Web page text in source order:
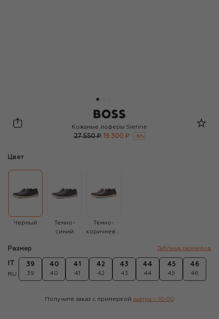
BOSS
Кожаные лоферы Sienne
27 550 ₽ 19 300 ₽ -30%
Цвет
Черный
Темно-
синий
Темно-
коричневый
Размер Таблица размеров
RU
39
39
40
40
41
41
42
42
43
43
44
44
45
45
46
46
Получите заказ с примеркой завтра c 10:00